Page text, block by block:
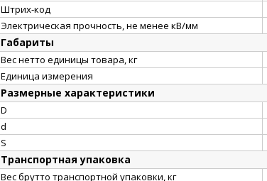
Штрих-код
Электрическая прочность, не менее кВ/мм
Габариты
Вес нетто единицы товара, кг
Единица измерения
Размерные характеристики
D
d
S
Транспортная упаковка
Вес брутто транспортной упаковки, кг